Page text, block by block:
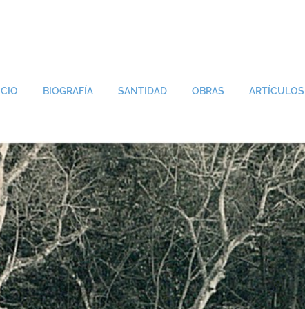
BIOGRAFÍA SANTIDAD OBRAS ARTÍCULOS